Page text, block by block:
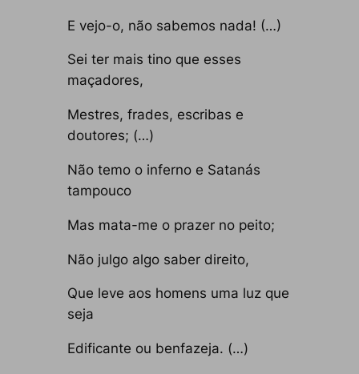
E vejo-o, não sabemos nada! (…)
Sei ter mais tino que esses
maçadores,
Mestres, frades, escribas e
doutores; (…)
Não temo o inferno e Satanás
tampouco
Mas mata-me o prazer no peito;
Não julgo algo saber direito,
Que leve aos homens uma luz que
seja
Edificante ou benfazeja. (…)